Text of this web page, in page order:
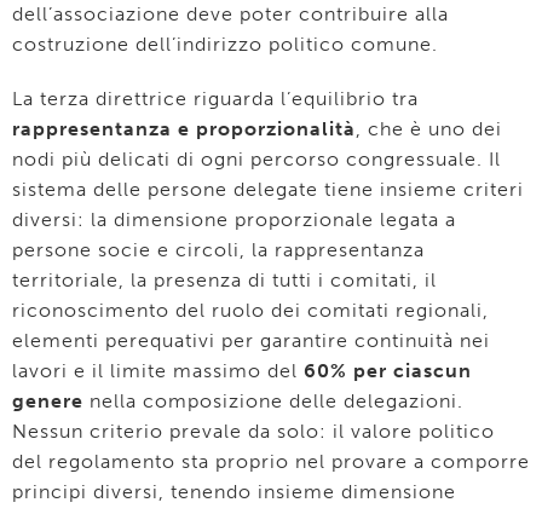
dell’associazione deve poter contribuire alla
costruzione dell’indirizzo politico comune.
La terza direttrice riguarda l’equilibrio tra
rappresentanza e proporzionalità
, che è uno dei
nodi più delicati di ogni percorso congressuale. Il
sistema delle persone delegate tiene insieme criteri
diversi: la dimensione proporzionale legata a
persone socie e circoli, la rappresentanza
territoriale, la presenza di tutti i comitati, il
riconoscimento del ruolo dei comitati regionali,
elementi perequativi per garantire continuità nei
lavori e il limite massimo del 60% per ciascun
genere nella composizione delle delegazioni.
Nessun criterio prevale da solo: il valore politico
del regolamento sta proprio nel provare a comporre
principi diversi, tenendo insieme dimensione